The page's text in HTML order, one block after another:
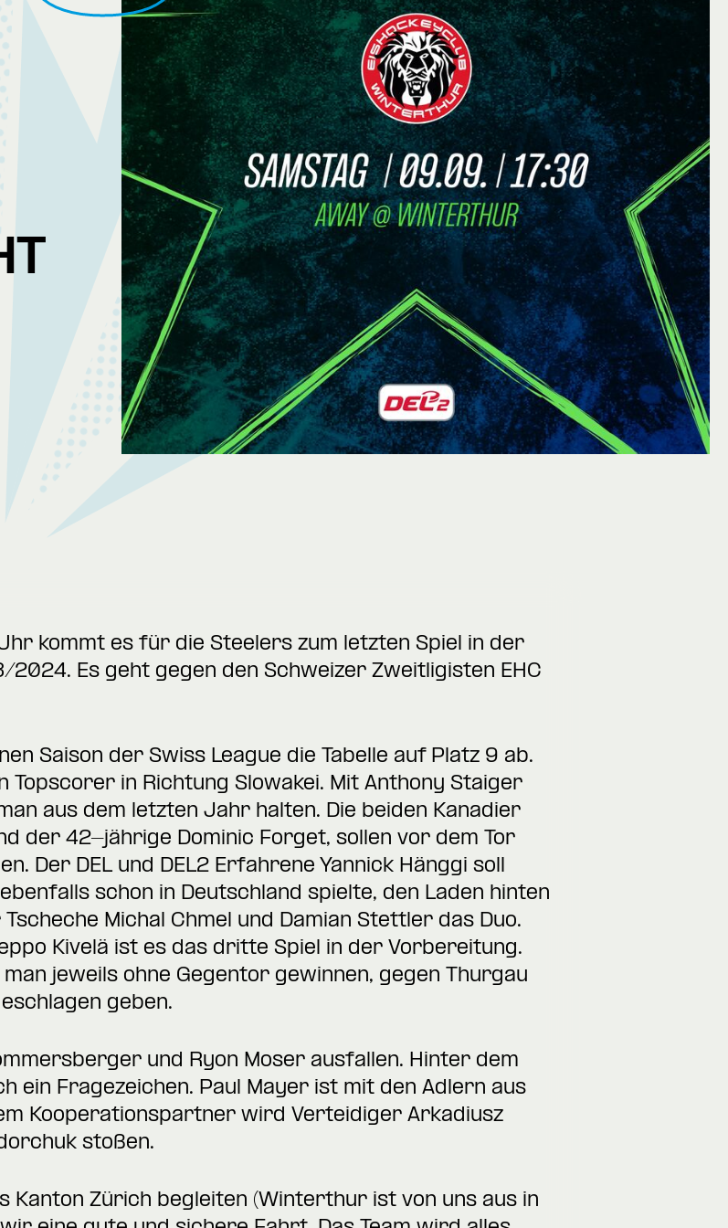
kommt es für die Steelers zum letzten Spiel in der
Es geht gegen den Schweizer Zweitligisten EHC
Saison der Swiss League die Tabelle auf Platz 9 ab.
Topscorer in Richtung Slowakei. Mit Anthony Staiger
aus dem letzten Jahr halten. Die beiden Kanadier
der 42-jährige Dominic Forget, sollen vor dem Tor
Der DEL und DEL2 Erfahrene Yannick Hänggi soll
schon in Deutschland spielte, den Laden hinten
Michal Chmel und Damian Stettler das Duo.
Kivelä ist es das dritte Spiel in der Vorbereitung.
jeweils ohne Gegentor gewinnen, gegen Thurgau
geben.
und Ryon Moser ausfallen. Hinter dem
ein Fragezeichen. Paul Mayer ist mit den Adlern aus
Kooperationspartner wird Verteidiger Arkadiusz
stoßen.
Kanton Zürich begleiten (Winterthur ist von uns aus in